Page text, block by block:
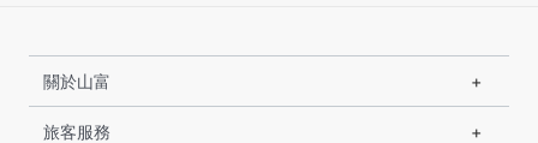
關於山富
旅客服務